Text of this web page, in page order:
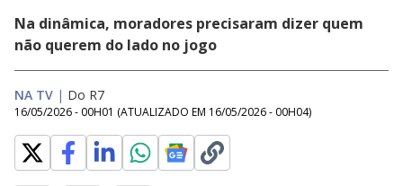
Na dinâmica, moradores precisaram dizer quem
não querem do lado no jogo
NA TV | Do R7
16/05/2026 - 00H01 (ATUALIZADO EM 16/05/2026 - 00H04)